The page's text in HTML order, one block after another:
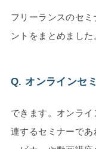
フリーランスのセ
ントをまとめました
Q. オンラインセ
できます。オンラ
連するセミナーで